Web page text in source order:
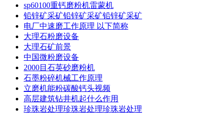
sp60100重钙磨粉机雷蒙机
铅锌矿采矿铅锌矿采矿铅锌矿采矿
电厂中速磨工作原理 以下简称
大理石粉磨设备
大理石矿前景
中国微粉磨设备
2000目石英砂磨粉机
石墨粉碎机械工作原理
立磨机能粉碳酸钙头视频
高层建筑钻井机起什么作用
珍珠岩处理珍珠岩处理珍珠岩处理